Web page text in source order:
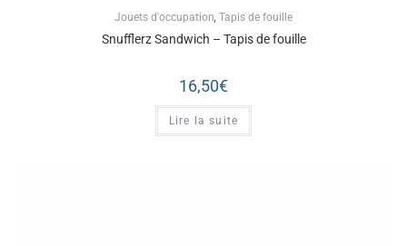
Jouets d'occupation, Tapis de fouille
Snufflerz Sandwich – Tapis de fouille
16,50€
Lire la suite